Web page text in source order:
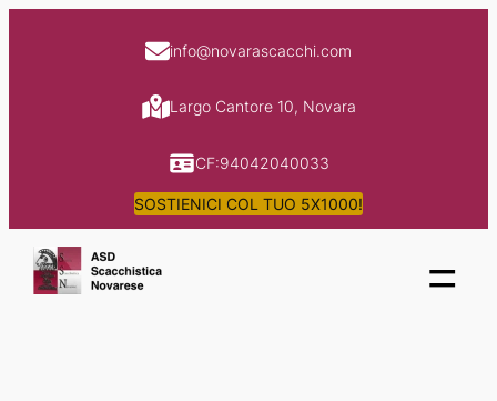
info@novarascacchi.com
Largo Cantore 10, Novara
CF:94042040033
SOSTIENICI COL TUO 5X1000!
=